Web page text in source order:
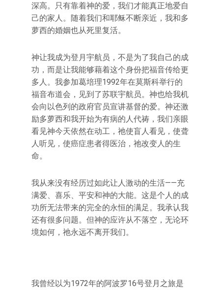
深高。只有靠着神的爱，我们才能真正地爱自
己的家人。随着我们和耶稣不断亲近，我和多
萝西的婚姻也从死里复活。
神让我成为登月宇航员，不是为了我自己的成
功，而是让我能够藉着这个身份把福音传给更
多人。我参加葛培理1992年在莫斯科举行的
福音布道会，见到了苏联宇航员。神也给我机
会向以色列的政府官员宣讲基督的爱。神还激
励多萝西和我开始为有病的人代祷，我们亲眼
看见神今天依然在动工，祂使盲人看见，使聋
人听见，使癌症患者得医治，祂改变人的生
命。
我从来没有经历过如此让人激动的生活——充
满爱、喜乐、平安和神的大能。这是个人的成
功所无法带来的完全的永恒的满足。我承认我
还有很多问题。但神的应许从不落空，无论环
境如何，祂永远不离开我们。
我曾经以为1972年的阿波罗16号登月之旅是